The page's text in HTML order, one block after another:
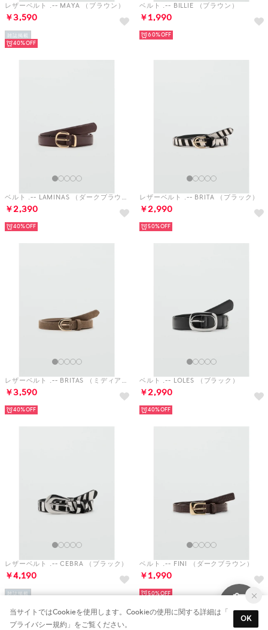
レザーベルト .-- MAYA （ブラウン）
￥3,590
雑誌掲載
40%
ベルト .-- BILLIE （ブラウン）
￥1,990
60%
ベルト .-- LAMINAS （ダークブラウン）
￥2,390
40%
レザーベルト .-- BRITA （ブラック）
￥2,990
50%
レザーベルト .-- BRITAS （ミディアムブラウン）
￥3,590
40%
ベルト .-- LOLES （ブラック）
￥2,990
40%
レザーベルト .-- CEBRA （ブラック）
￥4,190
雑誌掲載
ベルト .-- FINI （ダークブラウン）
￥1,990
50%
当サイトではCookieを使用します。Cookieの使用に関する詳細は「
プライバシー規約 」をご覧ください。
OK